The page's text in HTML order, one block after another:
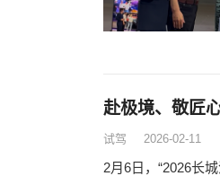
赴极境、敬匠
试驾 2026-02-11
2月6日，“2026长